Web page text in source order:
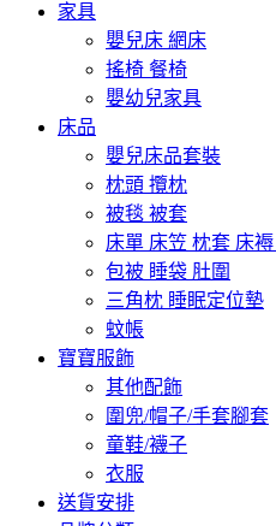
家具
嬰兒床 網床
搖椅 餐椅
嬰幼兒家具
床品
嬰兒床品套裝
枕頭 攬枕
被毯 被套
床單 床笠 枕套 床
包被 睡袋 肚圍
三角枕 睡眠定位墊
蚊帳
寶寶服飾
其他配飾
圍兜/帽子/手套腳套
童鞋/襪子
衣服
送貨安排